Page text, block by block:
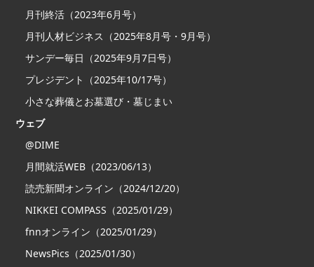
月刊終活（2023年6月号）
月刊人材ビジネス（2025年8月号・9月号）
サンデー毎日（2025年9月7日号）
プレジデント（2025年10/17号）
小さな葬儀とお墓選び・墓じまい
ウェブ
@DIME
月間就活WEB（2023/06/13）
読売新聞オンライン（2024/12/20）
NIKKEI COMPASS（2025/01/29）
fnnオンライン（2025/01/29）
NewsPics（2025/01/30）